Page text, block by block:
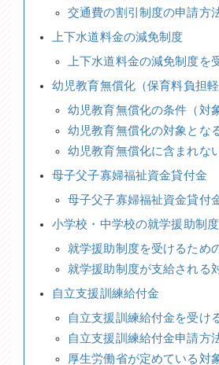
交通費の割引制度の申請方
上下水道料金の減免制度
上下水道料金の減免制度を
幼児教育無償化（保育料負担
幼児教育無償化の条件（対象
幼児教育無償化の対象とな
幼児教育無償化に含まれな
母子父子寡婦福祉資金貸付金
母子父子寡婦福祉資金貸付
小学校・中学校の就学援助制度
就学援助制度を受けるため
就学援助制度が支給される
自立支援訓練給付金
自立支援訓練給付金を受け
自立支援訓練給付金申請方
厚生労働省が定めている対